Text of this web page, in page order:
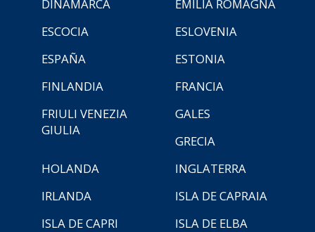
DINAMARCA
EMILIA ROMAGNA
ESCOCIA
ESLOVENIA
ESPAÑA
ESTONIA
FINLANDIA
FRANCIA
FRIULI VENEZIA
GIULIA
GALES
GRECIA
HOLANDA
INGLATERRA
IRLANDA
ISLA DE CAPRAIA
ISLA DE CAPRI
ISLA DE ELBA